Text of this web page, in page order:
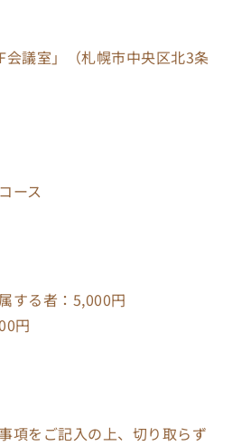
議室」（札幌市中央区北3条
ース
する者：5,000円
円
項をご記入の上、切り取らず